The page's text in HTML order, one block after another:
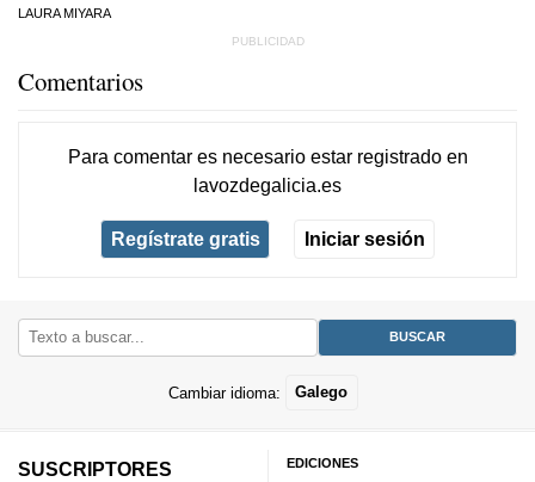
LAURA MIYARA
Comentarios
Para comentar es necesario estar registradoen
lavozdegalicia.es
Regístrate gratis Iniciar sesión
Cambiar idioma: Galego
SUSCRIPTORES
EDICIONES